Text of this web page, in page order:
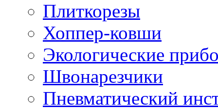
Плиткорезы
Хоппер-ковши
Экологические
Швонарезчики
Пневматический